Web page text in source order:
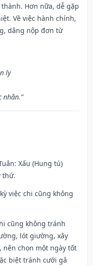
Hơn nữa, dễ gặp
Về việc hành chính,
dâng nộp đơn từ
ly
nhằn.”
Xấu (Hung tú)
thứ.
việc chi cũng không
cũng không tránh
lót giường, xây
nên chọn một ngày tốt
biệt tránh cưới gả